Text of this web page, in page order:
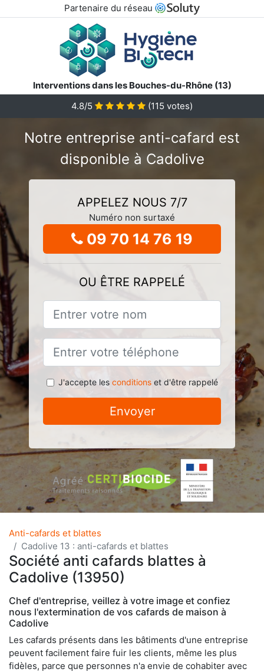
Partenaire du réseau
Interventions dans les Bouches-du-Rhône (13)
4.8/5
(115 votes)
Notre entreprise anti-cafard est
disponible à Cadolive
APPELEZ NOUS 7/7
Numéro non surtaxé
09 70 14 76 19
OU ÊTRE RAPPELÉ
J'accepte les conditionset d'être rappelé
Envoyer
Anti-cafards et blattes
Cadolive 13 : anti-cafards et blattes
Société anti cafards blattes à
Cadolive (13950)
Chef d'entreprise, veillez à votre image et confiez
nous l'extermination de vos cafards de maison à
Cadolive
Les cafards présents dans les bâtiments d'une entreprise
peuvent facilement faire fuir les clients, même les plus
fidèles, parce que personnes n'a envie de cohabiter avec